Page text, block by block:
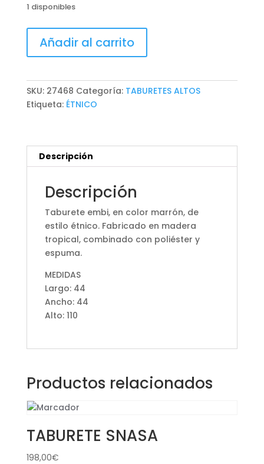
1 disponibles
TABURETE
EMBI
cantidad
Añadir al carrito
SKU: 27468 Categoría: TABURETES ALTOS
Etiqueta: ÉTNICO
Descripción
Descripción
Taburete embi, en color marrón, de
estilo étnico. Fabricado en madera
tropical, combinado con poliéster y
espuma.
MEDIDAS
Largo: 44
Ancho: 44
Alto: 110
Productos relacionados
TABURETE SNASA
198,00€